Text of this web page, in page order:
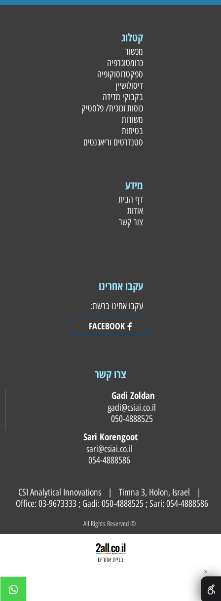
קטלוג
מכשור
כרומטוגרפיה
ספקטרוסוקופיה
דיסולושיין
בקבוקי מדידה
כוסות זכוכית/ פלסטיק
משורות
בטיחות
סטנדרטים וריאגנטים
מידע
דף הבית
אודות
צור קשר
עקבו אחרינו
עקבו אחינו ברשת:
FACEBOOK
צרו קשר
Gadi Zoldan
Sari Korengoot
sari@csiai.co.il
CSI Analytical Innovations | Timna 3, Holon, Israel |
Office: 03-9673333 ; Gadi: 050-4888525 ; Sari: 054-4888586
© All Rights Reserved
בניית אתרים
✕